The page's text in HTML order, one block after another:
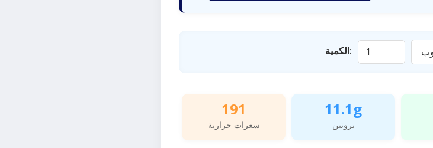
الكمية:
191
سعرات حرارية
11.1g
بروتين